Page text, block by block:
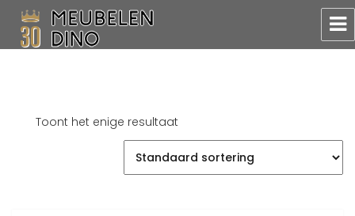
Toont het enige resultaat